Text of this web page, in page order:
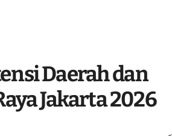
Daerah dan
Jakarta 2026